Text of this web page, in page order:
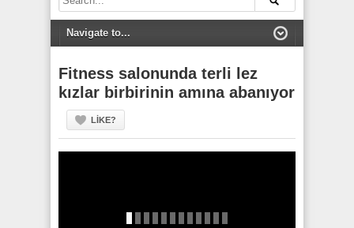
Fitness salonunda terli lez
kızlar birbirinin amına abanıyor
LIKE?